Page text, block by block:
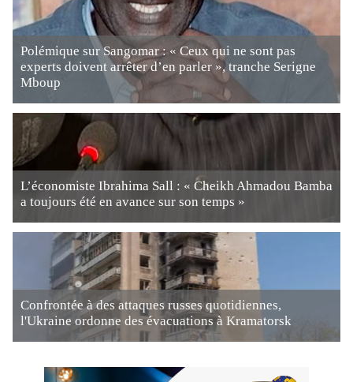
Polémique sur Sangomar : « Ceux qui ne sont pas
experts doivent arrêter d’en parler », tranche Serigne
Mboup
L’économiste Ibrahima Sall : « Cheikh Ahmadou Bamba
a toujours été en avance sur son temps »
Confrontée à des attaques russes quotidiennes,
l'Ukraine ordonne des évacuations à Kramatorsk